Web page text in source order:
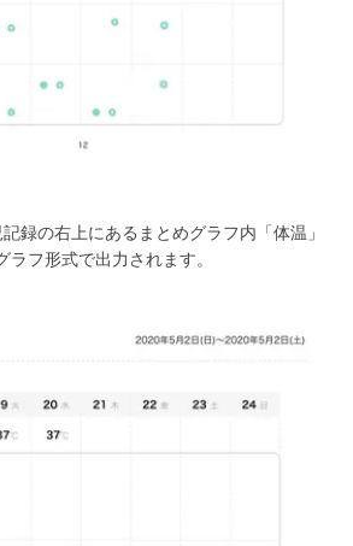
録の右上にあるまとめグラフ内「体温」
フ形式で出力されます。